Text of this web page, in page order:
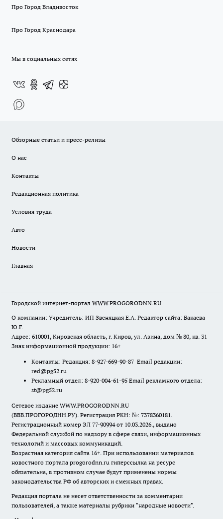
Про Город Владивосток
Про Город Краснодара
Мы в социальных сетях
Обзорные статьи и пресс-релизы
О нас
Контакты
Редакционная политика
Условия труда
Авто
Новости
Главная
Городской интернет-портал WWW.PROGORODNN.RU
О компании: Учредитель: ИП Звеняцкая Е.А. Редактор сайта: Бакаева
Ю.Г.
Адрес: 610001, Кировская область, г. Киров, ул. Азина, дом № 80, кв. 31
Знак информационной продукции: 16+
Контакты: Редакция: 8-927-669-90-87 Email редакции:
red@pg52.ru
Рекламный отдел: 8-920-004-61-95 Email рекламного отдела:
st@pg52.ru
Сетевое издание WWW.PROGORODNN.RU
(ВВВ.ПРОГОРОДНН.РУ). Регистрация РКН: №: 7378360181.
Регистрационный номер ЭЛ 77-90994 от 10.03.2026., выдано
Федеральной службой по надзору в сфере связи, информационных
технологий и массовых коммуникаций.
Возрастная категория сайта 16+. При использовании материалов
новостного портала progorodnn.ru гиперссылка на ресурс
обязательна, в противном случае будут применены нормы
законодательства РФ об авторских и смежных правах.
Редакция портала не несет ответственности за комментарии
пользователей, а также материалы рубрики "народные новости".